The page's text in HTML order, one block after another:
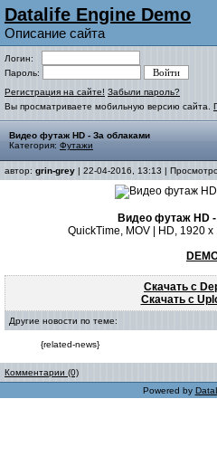
Datalife Engine Demo
Описание сайта
Логин:
Пароль:
Регистрация на сайте! Забыли пароль?
Вы просматриваете мобильную версию сайта.
Видео футаж HD - За облаками
Категория: Футажи
автор: grin-grey | 22-04-2016, 13:13 |
Видео футаж HD
QuickTime, MOV | HD, 1920
Скачать с
Скачать с
Другие новости по теме:
{related-news}
Комментарии (0)
Powered by